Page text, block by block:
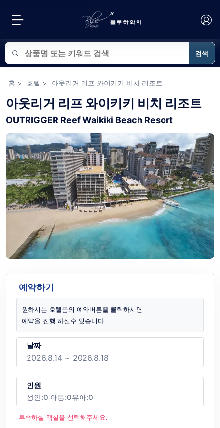
블루하와이 상품 검색
검색
홈 > 호텔 > 아웃리거 리프 와이키키 비치 리조트
아웃리거 리프 와이키키 비치 리조트
OUTRIGGER Reef Waikiki Beach Resort
예약하기
원하시는 호텔룸의 예약버튼을 클릭하시면
예약을 진행 하실수 있습니다
날짜
인원
성인:0 아동:0유아:0
투숙하실 객실을 선택해주세요.